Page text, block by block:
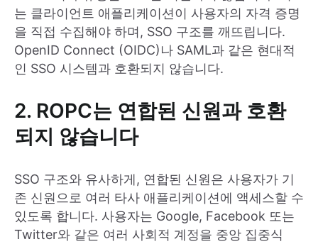
는 클라이언트 애플리케이션이 사용자의 자격 증명
을 직접 수집해야 하며, SSO 구조를 깨뜨립니다.
OpenID Connect (OIDC)나 SAML과 같은 현대적
인 SSO 시스템과 호환되지 않습니다.
2. ROPC는 연합된 신원과 호환
되지 않습니다
SSO 구조와 유사하게, 연합된 신원은 사용자가 기
존 신원으로 여러 타사 애플리케이션에 액세스할 수
있도록 합니다. 사용자는 Google, Facebook 또는
Twitter와 같은 여러 사회적 계정을 중앙 집중식